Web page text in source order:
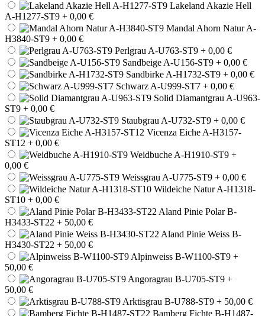
Lakeland Akazie Hell
A-H1277-ST9 + 0,00 €
Mandal Ahorn Natur A-
H3840-ST9 + 0,00 €
Perlgrau A-U763-ST9 + 0,00 €
Sandbeige A-U156-ST9 + 0,00 €
Sandbirke A-H1732-ST9 + 0,00 €
Schwarz A-U999-ST7 + 0,00 €
Solid Diamantgrau A-U963-
ST9 + 0,00 €
Staubgrau A-U732-ST9 + 0,00 €
Vicenza Eiche A-H3157-
ST12 + 0,00 €
Weidbuche A-H1910-ST9 +
0,00 €
Weissgrau A-U775-ST9 + 0,00 €
Wildeiche Natur A-H1318-
ST10 + 0,00 €
Aland Pinie Polar B-
H3433-ST22 + 50,00 €
Aland Pinie Weiss B-
H3430-ST22 + 50,00 €
Alpinweiss B-W1100-ST9 +
50,00 €
Angoragrau B-U705-ST9 +
50,00 €
Arktisgrau B-U788-ST9 + 50,00 €
Bamberg Fichte B-H1487-